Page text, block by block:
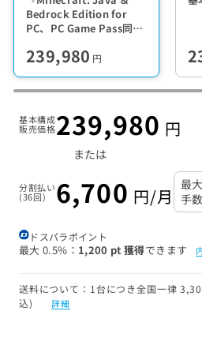
Bedrock Edition for
PC、PC Game Pass同梱
239,980 円
基本構成
販売価格239,980 円
または
分割払い
(36回) 6,700 円/月
最
手
ドスパラポイント
最大0.5% 1,200 pt 獲得できます
送料について：1台につき全国一律
込)
詳細